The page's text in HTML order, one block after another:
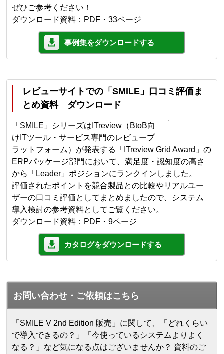
ぜひご参考ください！
ダウンロード資料：PDF・33ページ
事例集をダウンロードする
レビューサイトでの「SMILE」口コミ評価ま
とめ資料 ダウンロード
「SMILE」シリーズはITreview（BtoB向
けITツール・サービス専門のレビュープ
ラットフォーム）が発表する「ITreview Grid Award」の
ERPパッケージ部門において、満足度・認知度の高さ
から「Leader」ポジションにランクインしました。
評価されたポイントを競合製品との比較やリアルユー
ザーの口コミ評価としてまとめましたので、システム
導入検討の参考資料としてご覧ください。
ダウンロード資料：PDF・9ページ
カタログをダウンロードする
お問い合わせ・ご依頼はこちら
「SMILE V 2nd Edition 販売」に関して、「どれくらい
で導入できるの？」「今使っているシステムよりよく
なる？」など気になる点はございませんか？ 資料のご